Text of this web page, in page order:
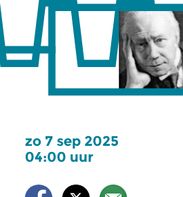
zo 7 sep 2025
04:00 uur